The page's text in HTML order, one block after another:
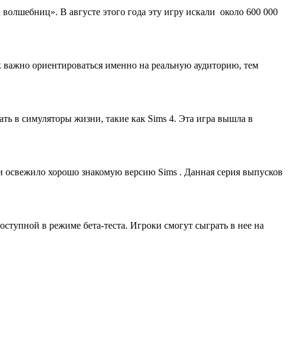
В августе этого года эту игру искали около 600 000
ориентироваться именно на реальную аудиторию, тем
в симуляторы жизни, такие как Sims 4. Эта игра вышла в
освежило хорошо знакомую версию Sims . Данная серия выпусков
в режиме бета-теста. Игроки смогут сыграть в нее на